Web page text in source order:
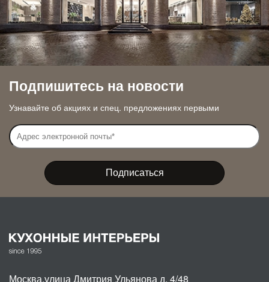
Подпишитесь на новости
Узнавайте об акциях и спец. предложениях первыми
Москва,улица Дмитрия Ульянова д. 4/48